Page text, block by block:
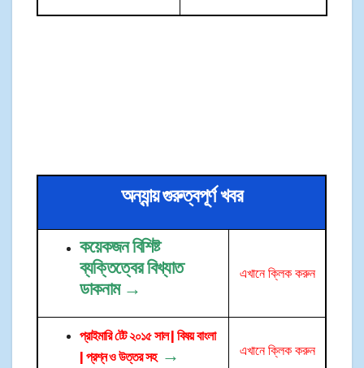
অন্যান্য় গুরুত্বপূর্ণ খবর
কয়েকজন বিশিষ্ট
ব্যক্তিত্বের বিখ্যাত
ডাকনাম →
এখানে ক্লিক করুন
প্রাইমারি টেট ২০১৫ সাল | বিষয় বাংলা
| প্রশ্ন ও উত্তর সহ
→ এখানে ক্লিক করুন